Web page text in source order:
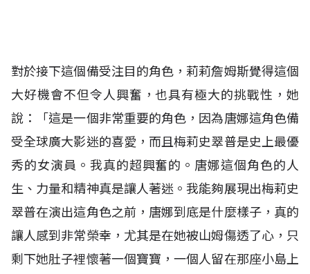
對於接下這個備受注目的角色，莉莉詹姆斯覺得這個
大好機會不但令人興奮，也具有極大的挑戰性，她
說：「這是一個非常重要的角色，因為唐娜這角色備
受全球廣大影迷的喜愛，而且梅莉史翠普是史上最優
秀的女演員。我真的超興奮的。唐娜這個角色的人
生、力量和精神真是讓人著迷。我能夠展現出梅莉史
翠普在演出這角色之前，唐娜到底是什麼樣子，真的
讓人感到非常榮幸，尤其是在她被山姆傷透了心，只
剩下她肚子裡懷著一個寶寶，一個人留在那座小島上